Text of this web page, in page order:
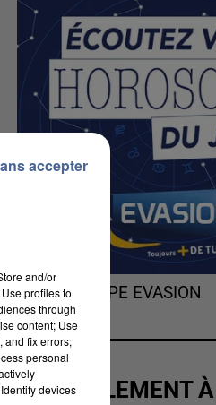
L'HOROSCOPE EVASION
ACTUELLEMENT À
and/or
profiles to
through
content; Use
and fix errors;
personal
devices
accepter